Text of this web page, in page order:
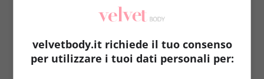
velvetbody.it richiede il tuo consenso
per utilizzare i tuoi dati personali per: